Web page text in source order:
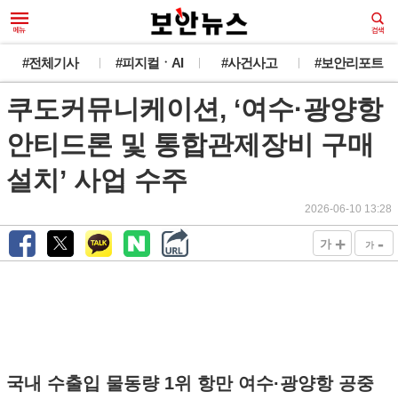
#전체기사 #피지컬ㆍAI #사건사고 #보안리포트
쿠도커뮤니케이션, ‘여수·광양항
안티드론 및 통합관제장비 구매
설치’ 사업 수주
2026-06-10 13:28
가 + 가 -
국내 수출입 물동량 1위 항만 여수·광양항 공중